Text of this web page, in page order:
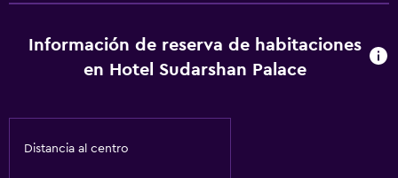
Información de reserva de habitaciones
en Hotel Sudarshan Palace
Distancia al centro